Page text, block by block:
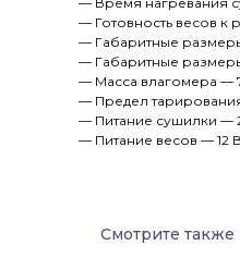
— Готовность весов к
— Габаритные
— Габаритные
— Масса влагомера —
— Предел
— Питание сушилки —
— Питание весов — 12
Смотрите также